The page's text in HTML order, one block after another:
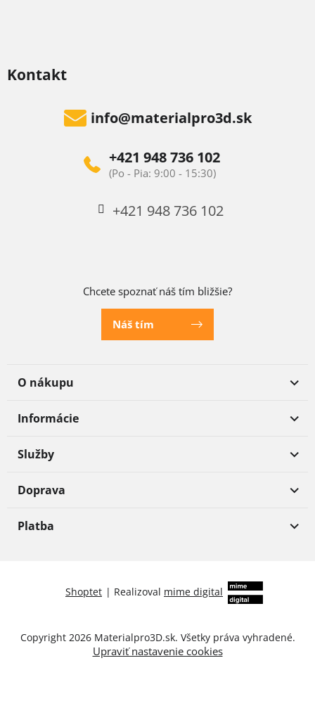
Kontakt
info@materialpro3d.sk
+421 948 736 102
+421 948 736 102
Chcete spoznať náš tím bližšie?
Náš tím
O nákupu
Informácie
Služby
Doprava
Platba
Shoptet | Realizoval mime digital
Copyright 2026 Materialpro3D.sk. Všetky práva vyhradené.
Upraviť nastavenie cookies